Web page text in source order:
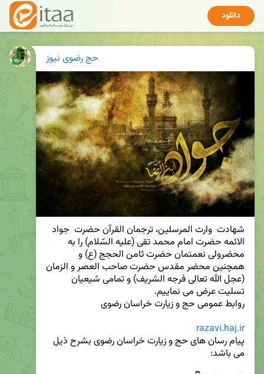
دانلود